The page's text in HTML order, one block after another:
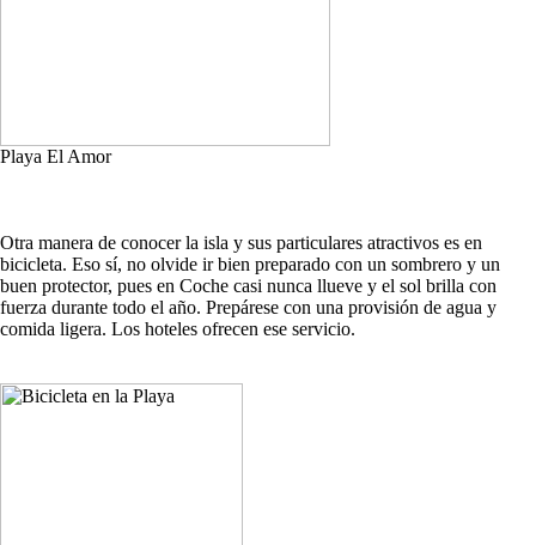
Playa El Amor
Otra manera de conocer la isla y sus particulares atractivos es en
bicicleta. Eso sí, no olvide ir bien preparado con un sombrero y un
buen protector, pues en Coche casi nunca llueve y el sol brilla con
fuerza durante todo el año. Prepárese con una provisión de agua y
comida ligera. Los hoteles ofrecen ese servicio.